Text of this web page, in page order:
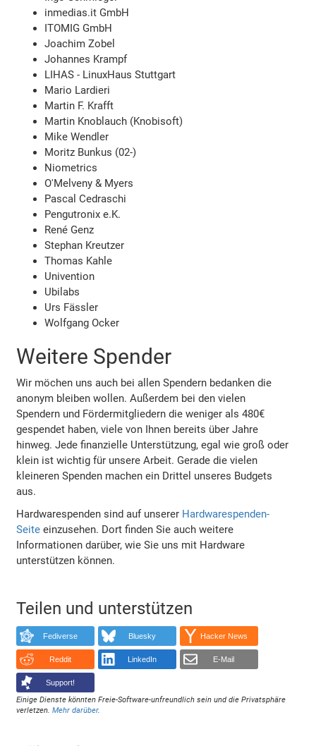
inmedias.it GmbH
ITOMIG GmbH
Joachim Zobel
Johannes Krampf
LIHAS - LinuxHaus Stuttgart
Mario Lardieri
Martin F. Krafft
Martin Knoblauch (Knobisoft)
Mike Wendler
Moritz Bunkus (02-)
Niometrics
O'Melveny & Myers
Pascal Cedraschi
Pengutronix e.K.
René Genz
Stephan Kreutzer
Thomas Kahle
Univention
Ubilabs
Urs Fässler
Wolfgang Ocker
Weitere Spender
Wir möchen uns auch bei allen Spendern bedanken die
anonym bleiben wollen. Außerdem bei den vielen
Spendern und Fördermitgliedern die weniger als 480€
gespendet haben, viele von Ihnen bereits über Jahre
hinweg. Jede finanzielle Unterstützung, egal wie groß oder
klein ist wichtig für unsere Arbeit. Gerade die vielen
kleineren Spenden machen ein Drittel unseres Budgets
aus.
Hardwarespenden sind auf unserer Hardwarespenden-
Seite einzusehen. Dort finden Sie auch weitere
Informationen darüber, wie Sie uns mit Hardware
unterstützen können.
Teilen und unterstützen
Fediverse Bluesky Hacker News
Reddit LinkedIn E-Mail
Support!
Einige Dienste könnten Freie-Software-unfreundlich sein und die Privatsphäre
verletzen.Mehr darüber.